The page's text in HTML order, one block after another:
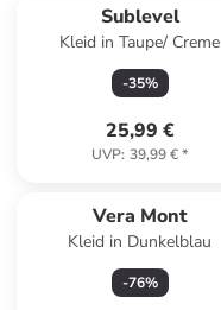
Sublevel
Kleid in Taupe/ Creme
-35%
25,99 €
UVP: 39,99 €*
Vera Mont
Kleid in Dunkelblau
-76%